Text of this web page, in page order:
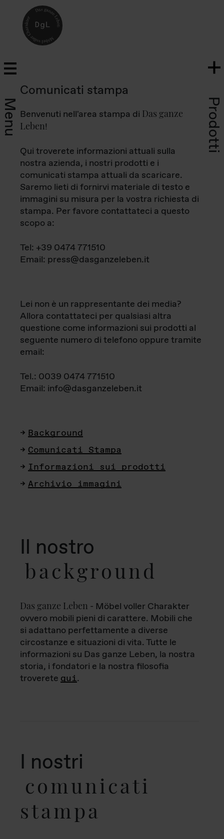
Menu Prodotti
Comunicati stampa
Benvenuti nell'area stampa di Das ganze
Leben!
Qui troverete informazioni attuali sulla
nostra azienda, i nostri prodotti e i
comunicati stampa attuali da scaricare.
Saremo lieti di fornirvi materiale di testo e
immagini su misura per la vostra richiesta di
stampa. Per favore contattateci a questo
scopo a:
Tel: +39 0474 771510
Email: press@dasganzeleben.it
Lei non è un rappresentante dei media?
Allora contattateci per qualsiasi altra
questione come informazioni sui prodotti al
seguente numero di telefono oppure tramite
email:
Tel.: 0039 0474 771510
Email: info@dasganzeleben.it
Background
Comunicati Stampa
Informazioni sui prodotti
Archivio immagini
Il nostro
background
Das ganze Leben - Möbel voller Charakter
ovvero mobili pieni di carattere. Mobili che
si adattano perfettamente a diverse
circostanze e situazioni di vita. Tutte le
informazioni su Das ganze Leben, la nostra
storia, i fondatori e la nostra filosofia
troverete qui.
I nostri
comunicati
stampa